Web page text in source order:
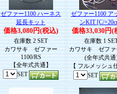
ゼファー1100 ハーネス
延長キット
価格3,080円(税込)
在庫数 2 SET
カワサキ ゼファー
1100/RS
【全年式共通】
SET
ゼファー1100 ア
ンKIT [C/
価格33,030円(
在庫数 1
カワサキ ゼファ
(全年式共通
【 フルメッシュ
SET